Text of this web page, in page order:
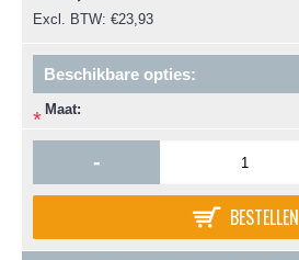
Excl. BTW: €23,93
Beschikbare opties:
* Maat:
-
BESTELLEN